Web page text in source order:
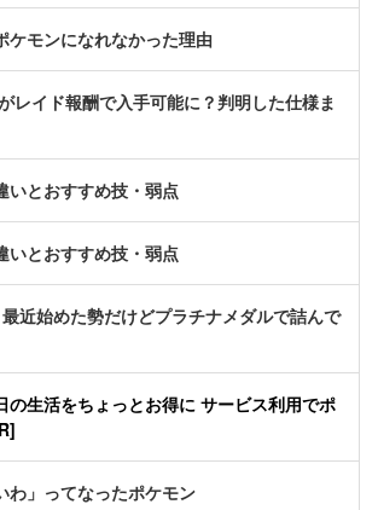
ケモンになれなかった理由
レイド報酬で入手可能に？判明した仕様ま
いとおすすめ技・弱点
いとおすすめ技・弱点
最近始めた勢だけどプラチナメダルで詰んで
の生活をちょっとお得に サービス利用でポ
わ」ってなったポケモン